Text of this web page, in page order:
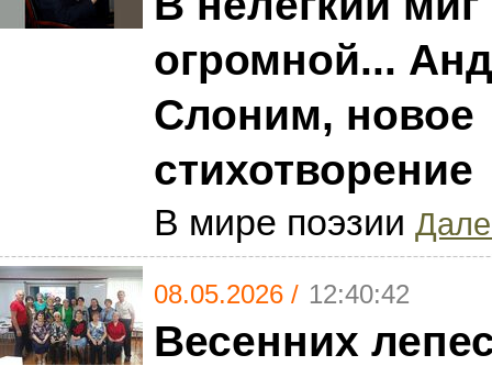
огромной...
Слоним, новое
стихотворение
В мире поэзии
08.05.2026 / 12:40:42
Весенних